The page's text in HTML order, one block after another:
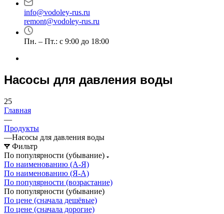
info@vodoley-rus.ru
remont@vodoley-rus.ru
Пн. – Пт.: с 9:00 до 18:00
Насосы для давления воды
25
Главная
—
Продукты
—Насосы для давления воды
Фильтр
По популярности (убывание)
По наименованию (А-Я)
По наименованию (Я-А)
По популярности (возрастание)
По популярности (убывание)
По цене (сначала дешёвые)
По цене (сначала дорогие)